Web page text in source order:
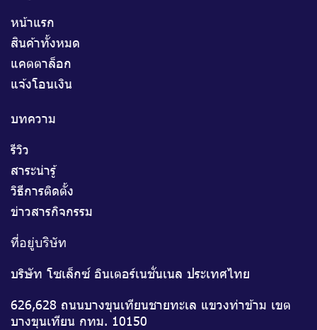
หน้าแรก
สินค้าทั้งหมด
แคตตาล็อก
แจ้งโอนเงิน
บทความ
รีวิว
สาระน่ารู้
วิธีการติดตั้ง
ข่าวสารกิจกรรม
ที่อยู่บริษัท
บริษัท โซเล็กซ์ อินเตอร์เนชั่นเนล ประเทศไทย
626,628 ถนนบางขุนเทียนชายทะเล แขวงท่าข้าม เขต
บางขุนเทียน กทม. 10150